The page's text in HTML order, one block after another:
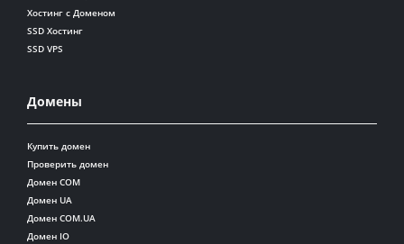
Хостинг с Доменом
SSD Хостинг
SSD VPS
Домены
Купить домен
Проверить домен
Домен COM
Домен UA
Домен COM.UA
Домен IO